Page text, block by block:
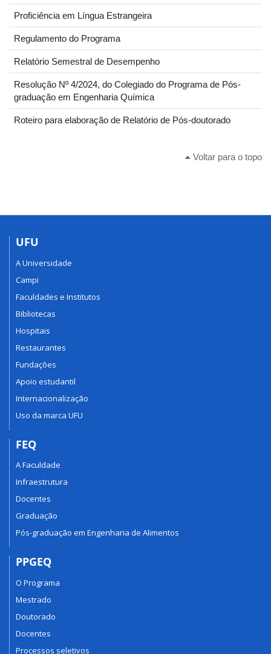
Proficiência em Língua Estrangeira
Regulamento do Programa
Relatório Semestral de Desempenho
Resolução Nº 4/2024, do Colegiado do Programa de Pós-
graduação em Engenharia Química
Roteiro para elaboração de Relatório de Pós-doutorado
Voltar para o topo
UFU
A Universidade
Campi
Faculdades e Institutos
Bibliotecas
Hospitais
Restaurantes
Fundações
Apoio estudantil
Internacionalização
Uso da marca UFU
FEQ
A Faculdade
Infraestrutura
Docentes
Graduação
Pós-graduação em Engenharia de Alimentos
PPGEQ
O Programa
Mestrado
Doutorado
Docentes
Processos seletivos